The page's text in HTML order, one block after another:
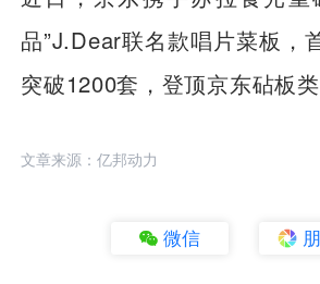
品”J.Dear联名款唱片菜板，
突破1200套，登顶京东砧板类
文章来源：亿邦动力
微信